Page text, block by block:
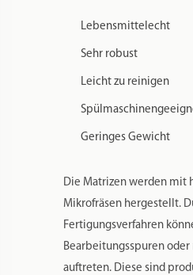
Lebensmittelecht
Sehr robust
Leicht zu reinigen
Geringes Gewicht
Die Matrizen werden mit
Mikrofräsen hergestellt.
Fertigungsverfahren
Bearbeitungsspuren
auftreten. Diese sind